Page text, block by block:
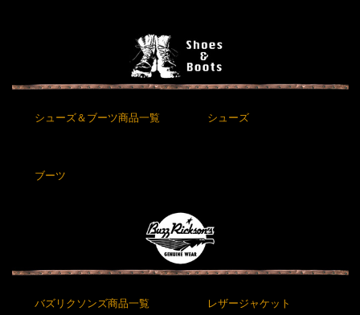
シューズ＆ブーツ商品一覧 シューズ
ブーツ
バズリクソンズ商品一覧 レザージャケット